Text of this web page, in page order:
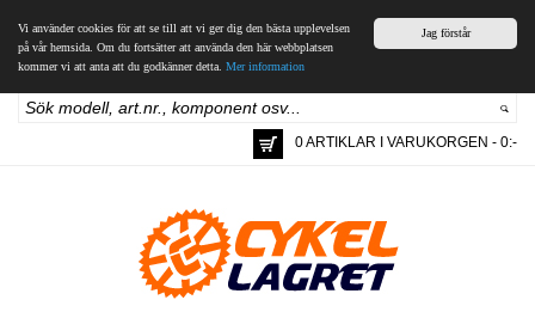
Jag förstår
Vi använder cookies för att se till att vi ger dig den bästa upplevelsen
på vår hemsida. Om du fortsätter att använda den här webbplatsen
kommer vi att anta att du godkänner detta. Mer information
0 ARTIKLAR I VARUKORGEN - 0:-